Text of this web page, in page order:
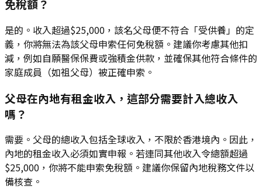
免稅額？
是的。收入超過$25,000，該名父母便不符合「受供養」的定
義，你將無法為該父母申索任何免稅額。建議你考慮其他扣
減，例如自願醫保保費或強積金供款，並確保其他符合條件的
家庭成員（如祖父母）被正確申索。
父母在內地有租金收入，這部分需要計入總收入
嗎？
需要。父母的總收入包括全球收入，不限於香港境內。因此，
內地的租金收入必須如實申報。若連同其他收入令總額超過
$25,000，你將不能申索免稅額。建議你保留內地稅務文件以
備核查。